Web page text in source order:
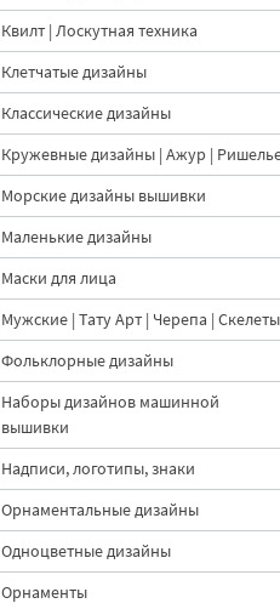
Гномик Винни-Пух
Дизайн машинной
вышивки маленький - 4
размера
500 руб.| В корзину
Кролик украшает ёлку
морковками дизайн
машинной вышивки - 3
Квилт | Лоскутная техника
Клетчатые дизайны
Классические дизайны
Кружевные дизайны | Ажур |
Морские дизайны вышивки
Маленькие дизайны
Маски для лица
Мужские | Тату Арт | Черепа | Скелеты
Фольклорные дизайны
Наборы дизайнов машинной
вышивки
Надписи, логотипы, знаки
Орнаментальные дизайны
Одноцветные дизайны
Орнаменты